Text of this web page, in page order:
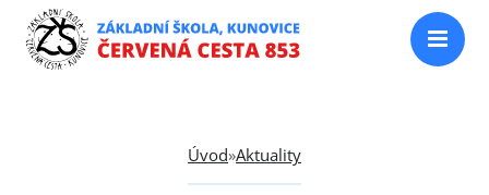
Úvod»Aktuality